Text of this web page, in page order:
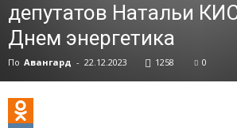
депутатов Натальи
Днем энергетика
По Авангард - 22.12.2023 1258 0